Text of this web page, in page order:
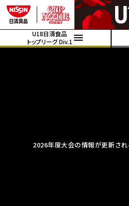
U18日清食品
トップリーグ Div.1
2026年度大会の情報が更新され